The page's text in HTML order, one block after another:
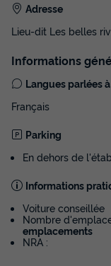
Adresse
Lieu-dit Les belles
Informations
Langues parlées
Français
Parking
En dehors de
Informations
Voiture conseillée
Nombre
emplacements
NRA :